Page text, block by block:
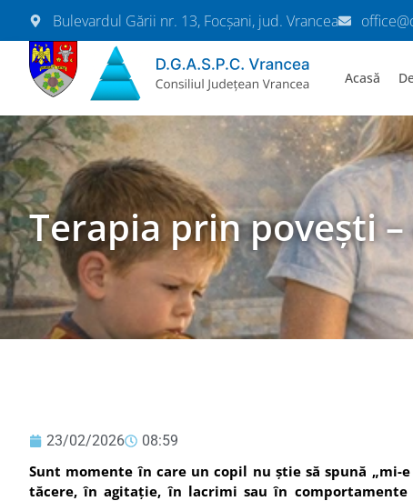
Bulevardul Gării nr. 13, Focșani, jud. Vrancea
Acasă
Terapia prin povești
23/02/2026 08:59
Sunt momente în care un copil nu știe să spună „mi-
tăcere, în agitație, în lacrimi sau în comportamente